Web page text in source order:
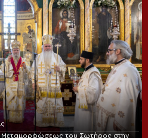
Μεταμορφώσεως του Σωτήρος στην